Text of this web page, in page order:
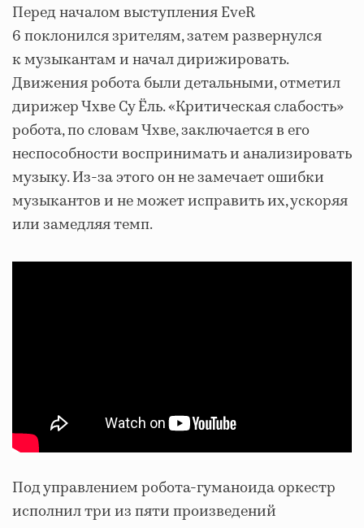
Перед началом выступления EveR
6 поклонился зрителям, затем развернулся
к музыкантам и начал дирижировать.
Движения робота были детальными, отметил
дирижер Чхве Су Ёль. «Критическая слабость»
робота, по словам Чхве, заключается в его
неспособности воспринимать и анализировать
музыку. Из-за этого он не замечает ошибки
музыкантов и не может исправить их, ускоряя
или замедляя темп.
Под управлением робота-гуманоида оркестр
исполнил три из пяти произведений